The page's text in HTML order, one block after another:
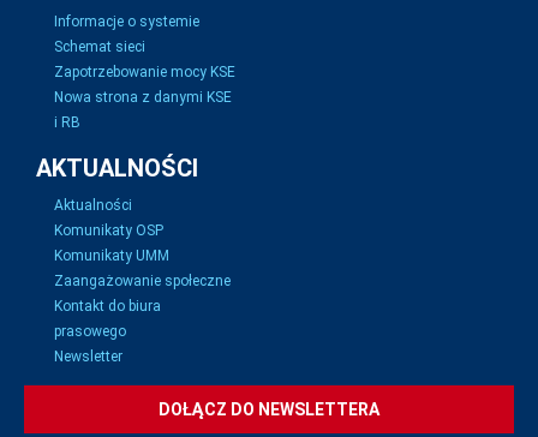
Informacje o systemie
Schemat sieci
Zapotrzebowanie mocy KSE
Nowa strona z danymi KSE
i RB
AKTUALNOŚCI
Aktualności
Komunikaty OSP
Komunikaty UMM
Zaangażowanie społeczne
Kontakt do biura
prasowego
Newsletter
DOŁĄCZ DO NEWSLETTERA